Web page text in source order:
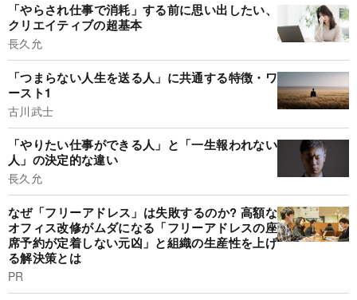
「やらされ仕事で消耗」する前に思い出したい、
クリエイティブの超基本
長久允
「つまらない人生を送る人」に共通する特徴・ワ
ースト1
古川武士
「やりたい仕事ができる人」と「一生報われない
人」の決定的な違い
長久允
なぜ「フリーアドレス」は失敗するのか? 高額な
オフィス改修がムダになる「フリーアドレスの座
席予約が定着しない元凶」と組織の生産性を上げ
る解決策とは
PR